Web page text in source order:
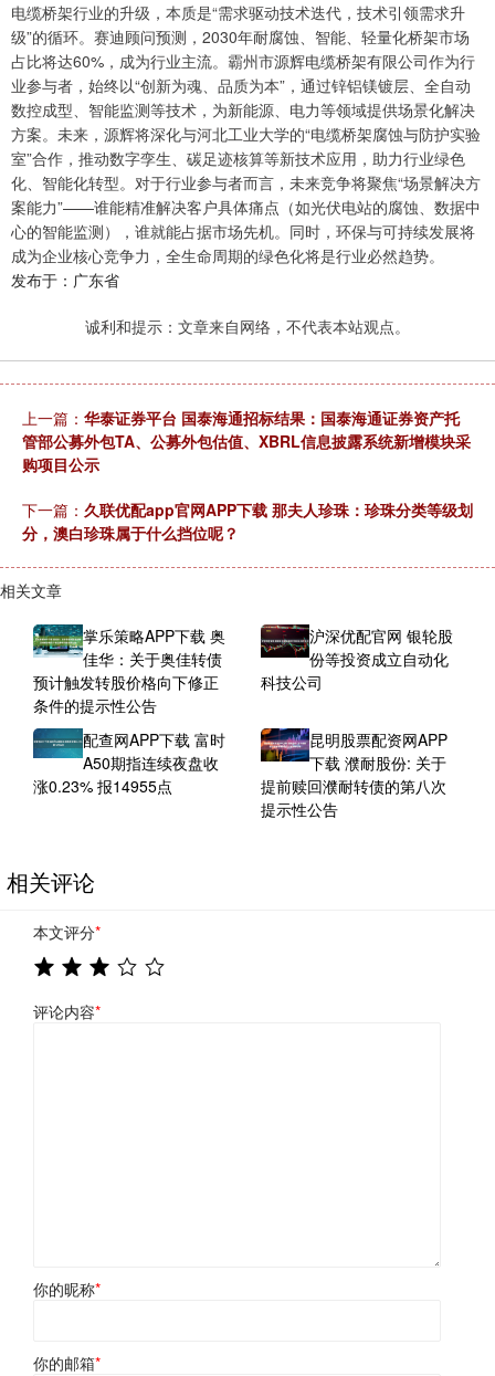
电缆桥架行业的升级，本质是“需求驱动技术迭代，技术引领需求升
级”的循环。赛迪顾问预测，2030年耐腐蚀、智能、轻量化桥架市场
占比将达60%，成为行业主流。霸州市源辉电缆桥架有限公司作为行
业参与者，始终以“创新为魂、品质为本”，通过锌铝镁镀层、全自动
数控成型、智能监测等技术，为新能源、电力等领域提供场景化解决
方案。未来，源辉将深化与河北工业大学的“电缆桥架腐蚀与防护实验
室”合作，推动数字孪生、碳足迹核算等新技术应用，助力行业绿色
化、智能化转型。对于行业参与者而言，未来竞争将聚焦“场景解决方
案能力”——谁能精准解决客户具体痛点（如光伏电站的腐蚀、数据中
心的智能监测），谁就能占据市场先机。同时，环保与可持续发展将
成为企业核心竞争力，全生命周期的绿色化将是行业必然趋势。
发布于：广东省
诚利和提示：文章来自网络，不代表本站观点。
上一篇： 华泰证券平台 国泰海通招标结果：国泰海通证券资产托
管部公募外包TA、公募外包估值、XBRL信息披露系统新增模块采
购项目公示
下一篇： 久联优配app官网APP下载 那夫人珍珠：珍珠分类等级划
分，澳白珍珠属于什么挡位呢？
相关文章
掌乐策略APP下载 奥
佳华：关于奥佳转债
预计触发转股价格向下修正
条件的提示性公告
沪深优配官网 银轮股
份等投资成立自动化
科技公司
配查网APP下载 富时
A50期指连续夜盘收
涨0.23% 报14955点
昆明股票配资网APP
下载 濮耐股份: 关于
提前赎回濮耐转债的第八次
提示性公告
相关评论
本文评分*
评论内容*
你的昵称*
你的邮箱*